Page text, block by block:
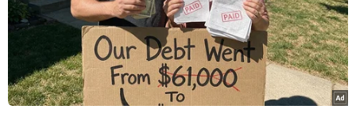
Nhà đầu tư Anh đề xuất siêu dự án Tổ
hợp cảng biển 18 tỷ USD tại Quảng
Ninh
07/08/2026 08:33